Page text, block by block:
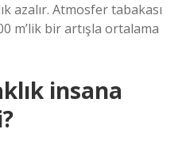
azalır. Atmosfer tabakası
m’lik bir artışla ortalama
insana